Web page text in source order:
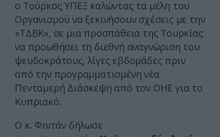
ο Τούρκος ΥΠΕΞ καλώντας τα μέλη του
Οργανισμού να ξεκινήσουν σχέσεις με την
«ΤΔΒΚ», σε μια προσπάθεια της Τουρκίας
να προωθήσει τη διεθνή αναγνώριση του
ψευδοκράτους, λίγες εβδομάδες πριν
από την προγραμματισμένη νέα
Πενταμερή Διάσκεψη από τον ΟΗΕ για το
Κυπριακό.
Ο κ. Φιντάν δήλωσε